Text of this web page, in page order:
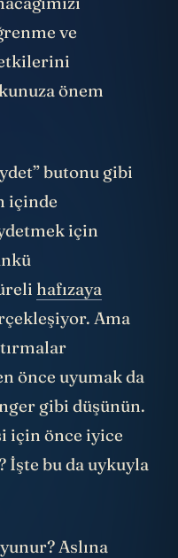
ve
önem
butonu gibi
içinde
için
hafızaya
Ama
önce uyumak da
gibi düşünün.
için önce iyice
İşte bu da uykuyla
Aslına